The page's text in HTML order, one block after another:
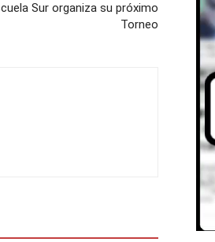
Sur organiza su próximo
Torneo